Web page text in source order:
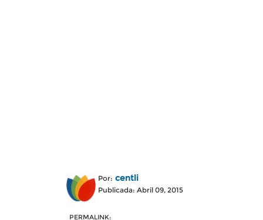
Por: centli
Publicada: Abril 09, 2015
PERMALINK: